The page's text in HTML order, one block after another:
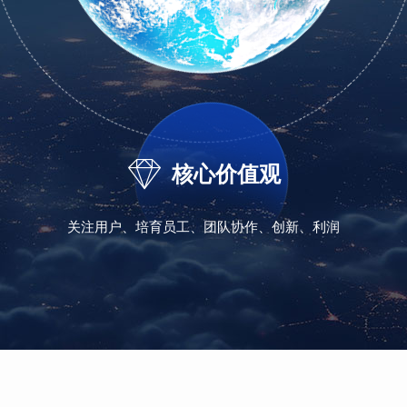
 核心价值观
关注用户、培育员工、团队协作、创新、利润